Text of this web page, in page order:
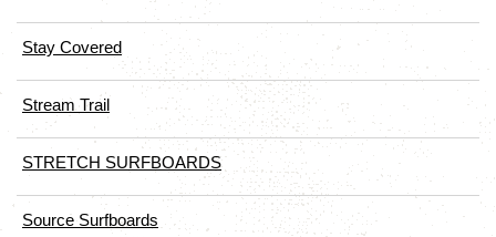
Stay Covered
Stream Trail
STRETCH SURFBOARDS
Source Surfboards